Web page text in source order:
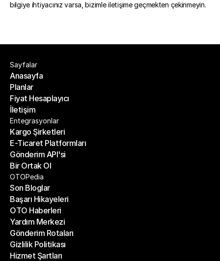
bilgiye ihtiyacınız varsa, bizimle iletişime geçmekten çekinmeyin.
Sayfalar
Anasayfa
Anasayfa
Planlar
Planlar
Fiyat Hesaplayıcı
Fiyat Hesaplayıcı
İletişim
İletişim
Entegrasyonlar
Kargo Şirketleri
Kargo Şirketleri
E-Ticaret Platformları
E-Ticaret Platformları
Gönderim API'si
Gönderim API'si
Bir Ortak Ol
Bir Ortak Ol
OTOPedia
Son Bloglar
Son Bloglar
Başarı Hikayeleri
Başarı Hikayeleri
OTO Haberleri
OTO Haberleri
Yardım Merkezi
Yardım Merkezi
Gönderim Rotaları
Gönderim Rotaları
Gizlilik Politikası
Gizlilik Politikası
Hizmet Şartları